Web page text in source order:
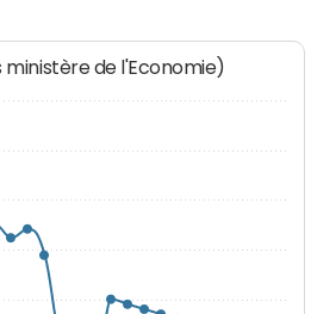
ministère de l'Economie)